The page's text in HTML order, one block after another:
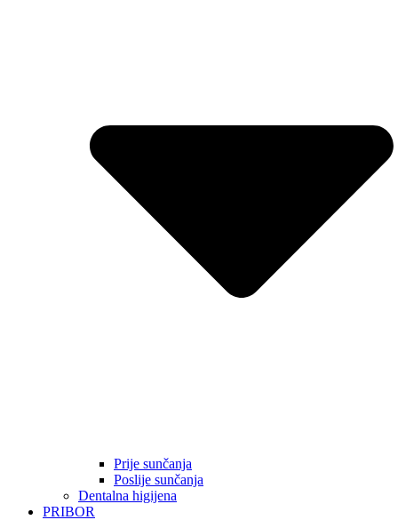
Prije sunčanja
Poslije sunčanja
Dentalna higijena
PRIBOR